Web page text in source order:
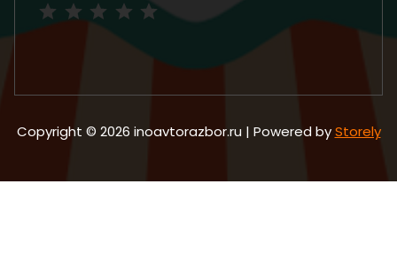
Copyright © 2026 inoavtorazbor.ru | Powered byStorely